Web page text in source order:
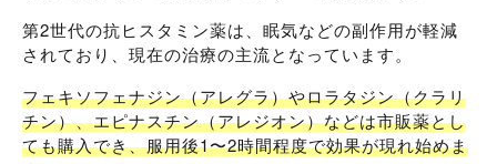
第2世代の抗ヒスタミン薬は、眠気などの副作用が軽減
されており、現在の治療の主流となっています。
フェキソフェナジン（アレグラ）やロラタジン（クラリ
チン）、エピナスチン（アレジオン）などは市販薬とし
ても購入でき、服用後1〜2時間程度で効果が現れ始めま